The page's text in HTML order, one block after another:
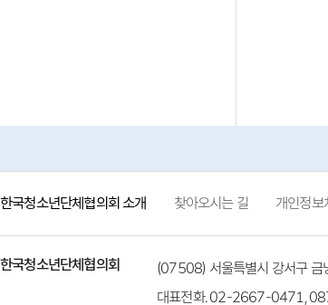
한국청소년단체협의회 소개 찾아오시는 길 개인정보
한국청소년단체협의회
(07508) 서울특별시 강서구 금
대표전화. 02-2667-0471,